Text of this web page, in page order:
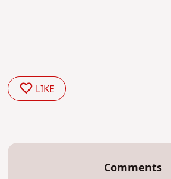
LIKE
Comments